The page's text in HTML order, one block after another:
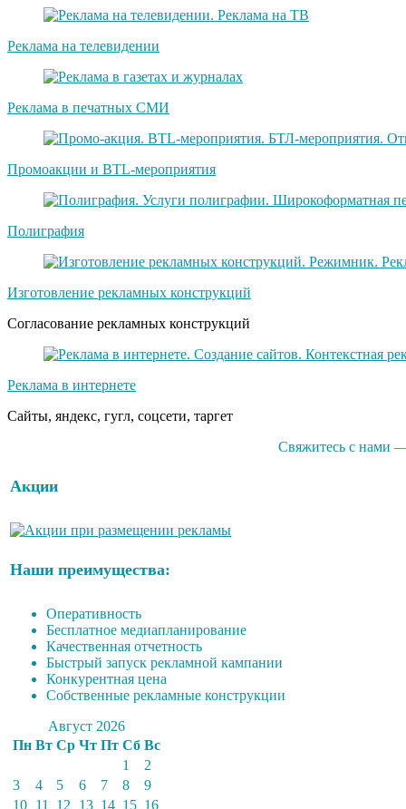
Реклама на телевидении
Реклама в печатных СМИ
Промоакции и BTL-мероприятия
Полиграфия
Изготовление рекламных конструкций
Согласование рекламных конструкций
Реклама в интернете
Сайты, яндекс, гугл, соцсети, таргет
Свяжитесь с нами
Акции
Наши преимущества:
Оперативность
Бесплатное медиапланирование
Качественная отчетность
Быстрый запуск рекламной кампании
Конкурентная цена
Собственные рекламные конструкции
Август 2026
Пн Вт Ср Чт Пт Сб Вс
1
2
3
4 5 6 7 8
9
10 11 12 13 14 15 16